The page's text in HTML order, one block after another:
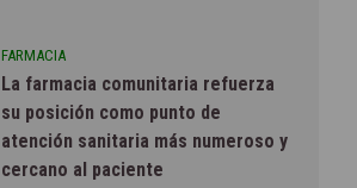
FARMACIA
La farmacia comunitaria refuerza
su posición como punto de
atención sanitaria más numeroso y
cercano al paciente